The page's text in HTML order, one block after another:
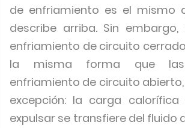
de enfriamiento es el mismo
describe arriba. Sin
enfriamiento de circuito
la misma forma que
enfriamiento de circuito
excepción: la carga
expulsar se transfiere del fluido